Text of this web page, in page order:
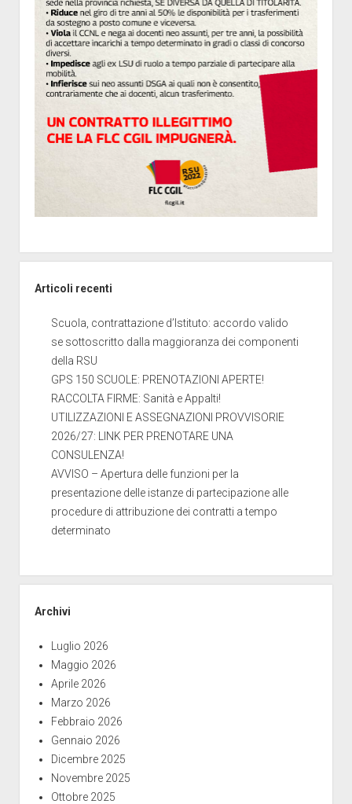
Articoli recenti
Scuola, contrattazione d’Istituto: accordo valido
se sottoscritto dalla maggioranza dei componenti
della RSU
GPS 150 SCUOLE: PRENOTAZIONI APERTE!
RACCOLTA FIRME: Sanità e Appalti!
UTILIZZAZIONI E ASSEGNAZIONI PROVVISORIE
2026/27: LINK PER PRENOTARE UNA
CONSULENZA!
AVVISO – Apertura delle funzioni per la
presentazione delle istanze di partecipazione alle
procedure di attribuzione dei contratti a tempo
determinato
Archivi
Luglio 2026
Maggio 2026
Aprile 2026
Marzo 2026
Febbraio 2026
Gennaio 2026
Dicembre 2025
Novembre 2025
Ottobre 2025